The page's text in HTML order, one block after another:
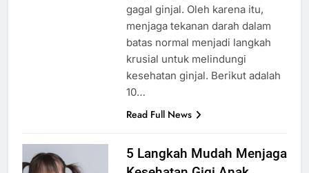
gagal ginjal. Oleh karena itu,
menjaga tekanan darah dalam
batas normal menjadi langkah
krusial untuk melindungi
kesehatan ginjal. Berikut adalah
10…
Read Full News
5 Langkah Mudah Menjaga